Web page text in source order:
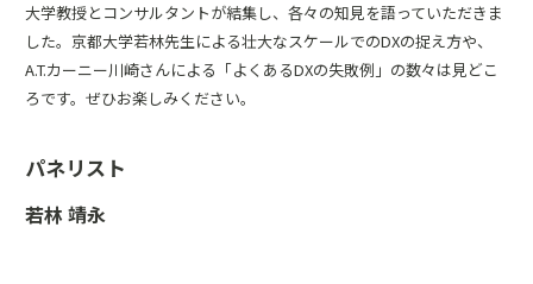
大学教授とコンサルタントが結集し、各々の知見を語っていただきま
した。京都大学若林先生による壮大なスケールでのDXの捉え方や、
A.T.カーニー川崎さんによる「よくあるDXの失敗例」の数々は見どこ
ろです。ぜひお楽しみください。
パネリスト
若林 靖永